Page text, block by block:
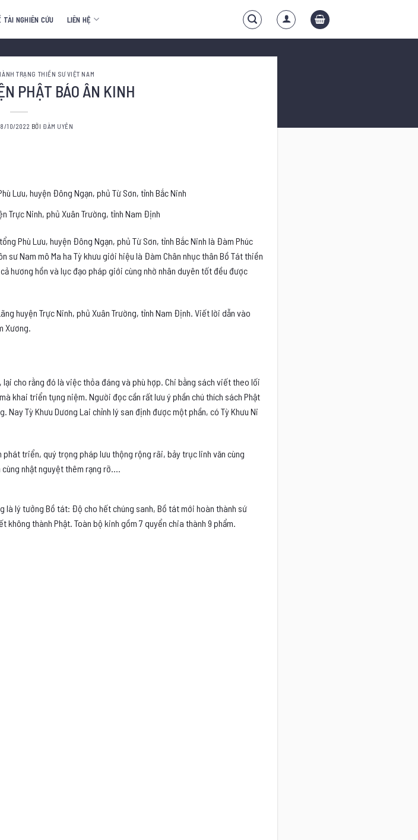
TÀI NGHIÊN CỨU LIÊN HỆ
TRẠNG THIỀN SƯ VIỆT NAM
PHẬT BÁO ÂN KINH
10/2022 BỞI ĐÀM UYÊN
Lưu, huyện Đông Ngạn, phủ Từ Sơn, tỉnh Bắc Ninh
Trực Ninh, phủ Xuân Trường, tỉnh Nam Định
Phù Lưu, huyện Đông Ngạn, phủ Từ Sơn, tỉnh Bắc Ninh là Đàm Phúc
sư Nam mô Ma ha Tỳ khưu giới hiệu là Đàm Chân nhục thân Bồ Tát thiền
hương hồn và lục đạo pháp giới cùng nhờ nhân duyên tốt đều được
huyện Trực Ninh, phủ Xuân Trường, tỉnh Nam Định. Viết lời dẫn vào
Xương.
cho rằng đó là việc thỏa đáng và phù hợp. Chi bằng sách viết theo lối
khai triển tụng niệm. Người đọc cần rất lưu ý phần chú thích sách Phật
Tỳ Khưu Dương Lai chỉnh lý san định được một phần, có Tỳ Khưu Ni
triển, quý trọng pháp lưu thộng rộng rãi, bảy trục linh văn cùng
nhật nguyệt thêm rạng rỡ….
là lý tưởng Bồ tát: Độ cho hết chúng sanh, Bồ tát mới hoàn thành sứ
thành Phật. Toàn bộ kinh gồm 7 quyển chia thành 9 phẩm.